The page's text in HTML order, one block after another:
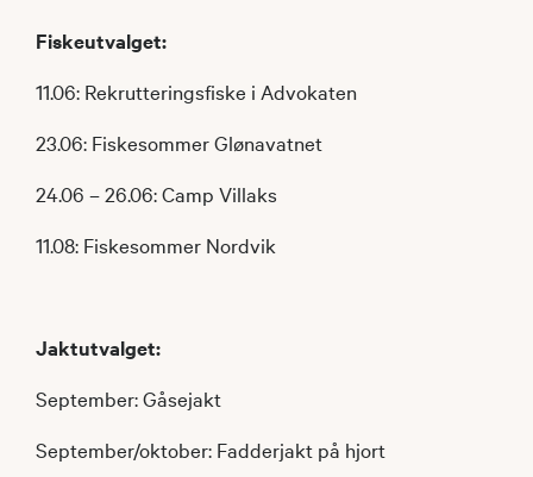
Fiskeutvalget:
11.06: Rekrutteringsfiske i Advokaten
23.06: Fiskesommer Glønavatnet
24.06 – 26.06: Camp Villaks
11.08: Fiskesommer Nordvik
Jaktutvalget:
September: Gåsejakt
September/oktober: Fadderjakt på hjort